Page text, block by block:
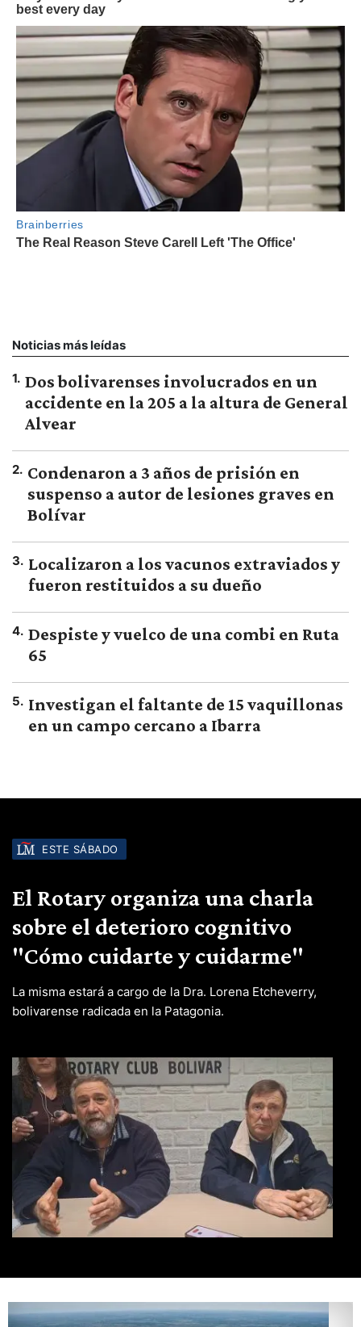
Noticias más leídas
1. Dos bolivarenses involucrados en un
accidente en la 205 a la altura de General
Alvear
2. Condenaron a 3 años de prisión en
suspenso a autor de lesiones graves en
Bolívar
3. Localizaron a los vacunos extraviados y
fueron restituidos a su dueño
4. Despiste y vuelco de una combi en Ruta
65
5. Investigan el faltante de 15 vaquillonas
en un campo cercano a Ibarra
ESTE SÁBADO
El Rotary organiza una charla
sobre el deterioro cognitivo
"Cómo cuidarte y cuidarme"
La misma estará a cargo de la Dra. Lorena Etcheverry,
bolivarense radicada en la Patagonia.